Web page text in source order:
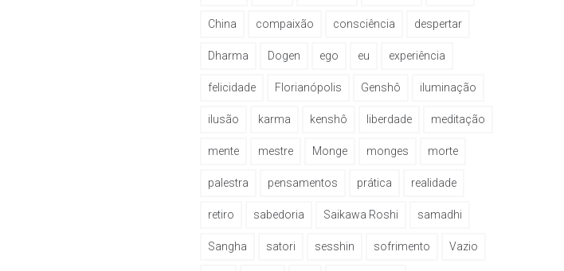
China compaixão consciência despertar
Dharma Dogen ego eu experiência
felicidade Florianópolis Genshô iluminação
ilusão karma kenshô liberdade meditação
mente mestre Monge monges morte
palestra pensamentos prática realidade
retiro sabedoria Saikawa Roshi samadhi
Sangha satori sesshin sofrimento Vazio